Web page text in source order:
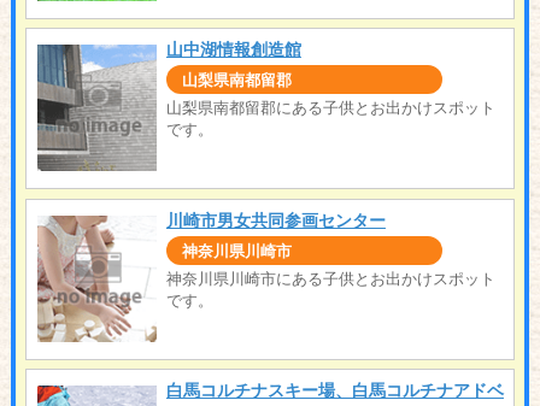
山中湖情報創造館
山梨県南都留郡
山梨県南都留郡にある子供とお出かけスポット
です。
川崎市男女共同参画センター
神奈川県川崎市
神奈川県川崎市にある子供とお出かけスポット
です。
白馬コルチナスキー場、白馬コルチナアドベ